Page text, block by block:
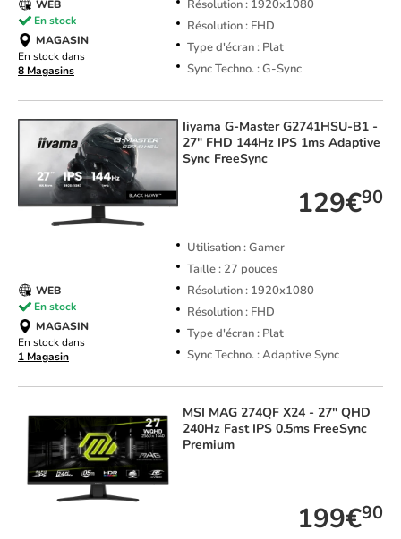
Résolution : 1920x1080
Résolution : FHD
Type d'écran : Plat
Sync Techno. : G-Sync
WEB
En stock
MAGASIN
En stock dans
8 Magasins
Iiyama G-Master G2741HSU-B1 -
27" FHD 144Hz IPS 1ms Adaptive
Sync FreeSync
129€90
Utilisation : Gamer
Taille : 27 pouces
Résolution : 1920x1080
Résolution : FHD
Type d'écran : Plat
Sync Techno. : Adaptive Sync
WEB
En stock
MAGASIN
En stock dans
1 Magasin
MSI MAG 274QF X24 - 27" QHD
240Hz Fast IPS 0.5ms FreeSync
Premium
199€90